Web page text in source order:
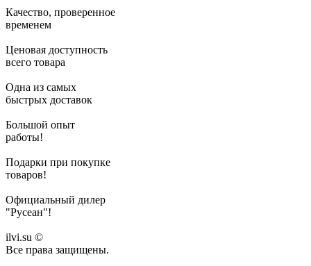
Качество, проверенное
временем
Ценовая доступность
всего товара
Одна из самых
быстрых доставок
Большой опыт
работы!
Подарки при покупке
товаров!
Официальный дилер
"Русеан"!
ilvi.su ©
Все права защищены.